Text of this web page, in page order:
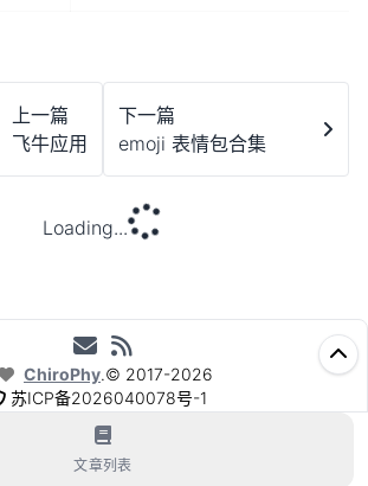
上一篇
飞牛应用
下一篇
emoji 表情包合集
Loading...
ChiroPhy.© 2017-2026
苏ICP备2026040078号-1
苏公网安备32080302000357号
Powered By NotionNext
文章列表